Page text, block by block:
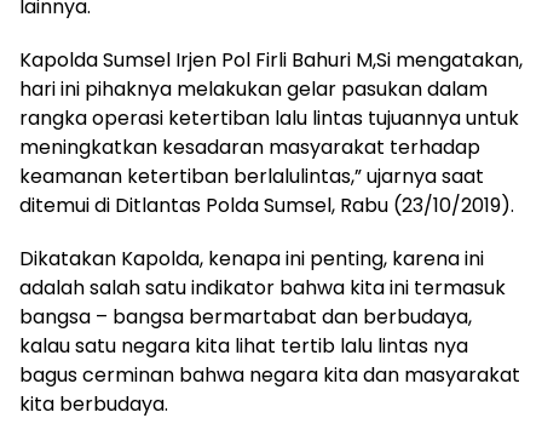
lainnya.
Kapolda Sumsel Irjen Pol Firli Bahuri M,Si mengatakan,
hari ini pihaknya melakukan gelar pasukan dalam
rangka operasi ketertiban lalu lintas tujuannya untuk
meningkatkan kesadaran masyarakat terhadap
keamanan ketertiban berlalulintas,” ujarnya saat
ditemui di Ditlantas Polda Sumsel, Rabu (23/10/2019).
Dikatakan Kapolda, kenapa ini penting, karena ini
adalah salah satu indikator bahwa kita ini termasuk
bangsa – bangsa bermartabat dan berbudaya,
kalau satu negara kita lihat tertib lalu lintas nya
bagus cerminan bahwa negara kita dan masyarakat
kita berbudaya.